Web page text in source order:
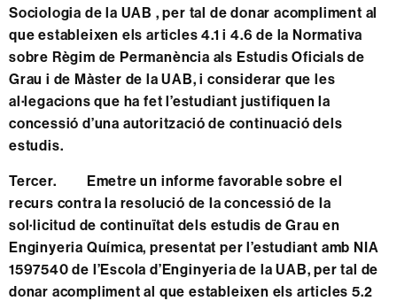
Sociologia de la UAB , per tal de donar acompliment al
que estableixen els articles 4.1 i 4.6 de la Normativa
sobre Règim de Permanència als Estudis Oficials de
Grau i de Màster de la UAB, i considerar que les
al·legacions que ha fet l’estudiant justifiquen la
concessió d’una autorització de continuació dels
estudis.
Tercer. Emetre un informe favorable sobre el
recurs contra la resolució de la concessió de la
sol·licitud de continuïtat dels estudis de Grau en
Enginyeria Química, presentat per l’estudiant amb NIA
1597540 de l’Escola d’Enginyeria de la UAB, per tal de
donar acompliment al que estableixen els articles 5.2